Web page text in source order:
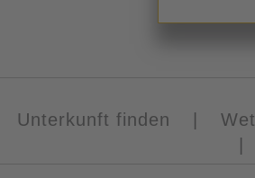
Unterkunft finden